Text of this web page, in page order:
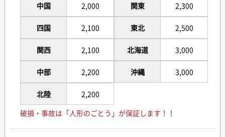
中国
四国
関西
中部
北陸
2,000
2,100
2,100
2,200
2,200
関東
東北
北海道
沖縄
2,300
2,500
3,000
3,000
破損・事故は「人形のごとう」が保証します！！